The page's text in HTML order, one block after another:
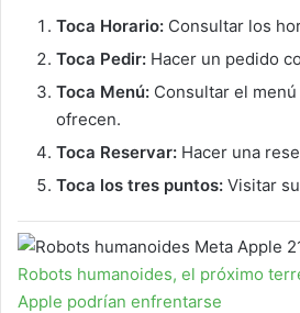
Toca Horario: Consultar los
Toca Pedir: Hacer un pedido
Toca Menú: Consultar el
ofrecen.
Toca Reservar: Hacer una
Toca los tres puntos: Visitar
Robots humanoides, el próximo
Apple podrían enfrentarse